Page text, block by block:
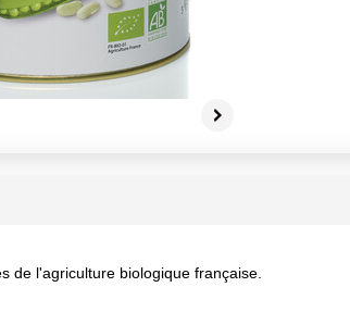
de l'agriculture biologique française.